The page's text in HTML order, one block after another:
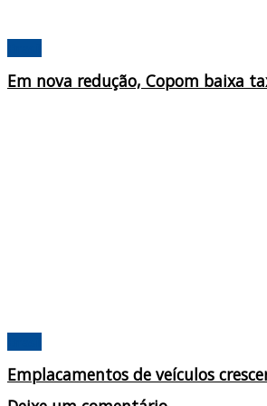
Em nova redução, Copom baixa
Emplacamentos de veículos